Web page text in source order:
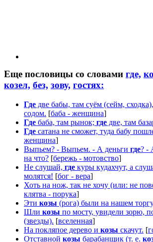
Еще пословицы со словами где,
козел, без, зову, гостях:
Где две бабы, там суём (сейм,
содом. [баба - женщина]
Где баба, там рынок; где две, там
Где сатана не сможет, туда бабу
женщина]
Выпьем? - Выпьем. - А деньги где? -
на что? [бережь - мотовство]
Не слушай, где куры кудахчут, а
молятся! [бог - вера]
Хоть на нож, так не хочу (или: не
клятва - порука]
Эти козы (рога) были на нашем
Шли козы по мосту, увидели зорю,
(звезды). [вселенная]
На покляпое дерево и козы скачут. [
Отставной козы барабанщик (т. е.